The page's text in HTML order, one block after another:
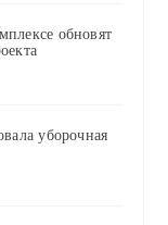
обновят
уборочная